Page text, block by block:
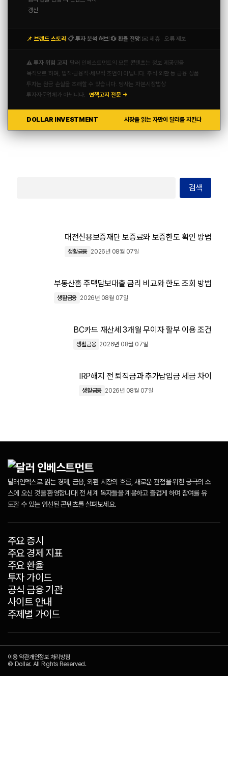
갱신
📌 브랜드 스토리 📋 투자 분석 허브 💱 환율 전망 ✉️ 제휴 · 오류 제보
⚠️ 투자 위험 고지
달러 인베스트먼트의 모든 콘텐츠는 정보 제공만을
목적으로 하며, 법적·금융적·세무적 조언이 아닙니다. 주식·외환 등 금융 상품
투자는 원금 손실을 초래할 수 있습니다. 당사는 자본시장법상
투자자문업체가 아닙니다. 면책고지 전문 →
DOLLAR INVESTMENT 시장을 읽는 자만이 달러를 지킨다
검색
대전신용보증재단 보증료와 보증한도 확인 방법
생활금융 2026년 08월 07일
부동산홈 주택담보대출 금리 비교와 한도 조회 방법
생활금융 2026년 08월 07일
BC카드 재산세 3개월 무이자 할부 이용 조건
생활금융 2026년 08월 07일
IRP해지 전 퇴직금과 추가납입금 세금 차이
생활금융 2026년 08월 07일
달러인덱스로 읽는 경제, 금융, 외환 시장의 흐름, 새로운 관점을 위한 궁극의 소
스에 오신 것을 환영합니다! 전 세계 독자들을 계몽하고 즐겁게 하며 참여를 유
도할 수 있는 엄선된 콘텐츠를 살펴보세요.
주요 증시
주요 경제 지표
주요 환율
투자 가이드
공식 금융 기관
사이트 안내
주제별 가이드
이용 약관개인정보 처리방침
© Dollar. All Rights Reserved.